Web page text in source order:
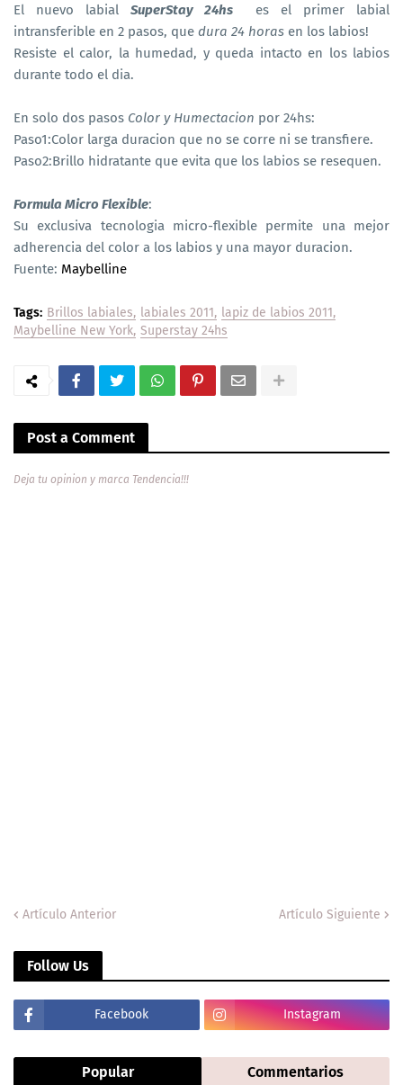
El nuevo labial SuperStay 24hses el primer labial
intransferible en 2 pasos, que dura 24 horas en los labios!
Resiste el calor, la humedad, y queda intacto en los labios
durante todo el dia.
En solo dos pasos Color y Humectacion por 24hs:
Paso1:Color larga duracion que no se corre ni se transfiere.
Paso2:Brillo hidratante que evita que los labios se resequen.
Formula Micro Flexible:
Su exclusiva tecnologia micro-flexible permite una mejor
adherencia del color a los labios y una mayor duracion.
Fuente: Maybelline
Tags: Brillos labiales labiales 2011 lapiz de labios 2011
Maybelline New York Superstay 24hs
Post a Comment
Deja tu opinion y marca Tendencia!!!
Artículo Anterior Artículo Siguiente
Follow Us
Facebook Instagram
Popular Commentarios